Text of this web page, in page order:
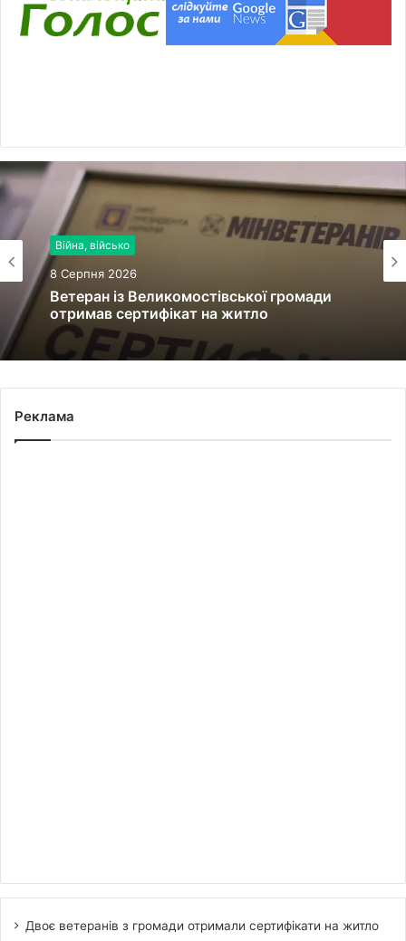
8 Серпня 2026
Ветеран із Великомостівської громади
8 Серпня 2026
У Львові 9 серпня змінять рух трамваїв
№4 і №8 через ремонт підстанції
Реклама
Двоє ветеранів з громади отримали сертифікати на житло